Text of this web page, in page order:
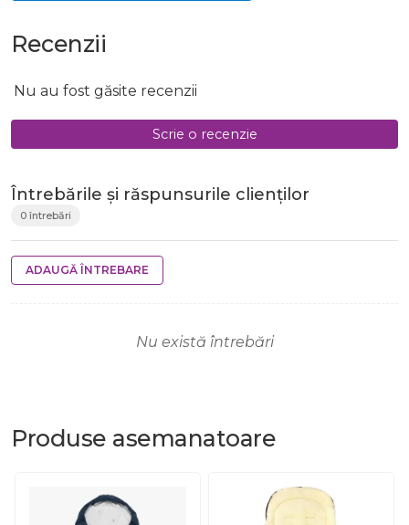
Recenzii
Nu au fost găsite recenzii
Scrie o recenzie
Întrebările și răspunsurile clienților
0 întrebări
ADAUGĂ ÎNTREBARE
Nu există întrebări
Produse asemanatoare